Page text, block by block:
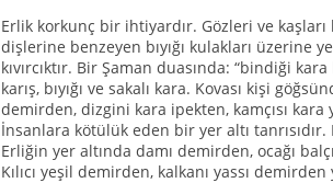
Erlik korkunç bir ihtiyardır. Gözleri ve
dişlerine benzeyen bıyığı kulakları üzerine
kıvırcıktır. Bir Şaman duasında: “bindiği
karış, bıyığı ve sakalı kara. Kovası kişi
demirden, dizgini kara ipekten, kamçısı
İnsanlara kötülük eden bir yer altı
Erliğin yer altında damı demirden, ocağı
Kılıcı yeşil demirden, kalkanı yassı